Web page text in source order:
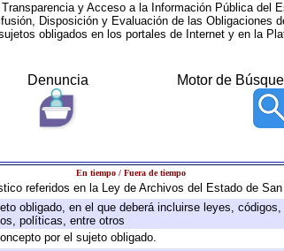
y Acceso a la Información Pública del
Disposición y Evaluación de las Obligaciones
obligados en los portales de Internet y en la
Denuncia Motor de
En tiempo / Fuera de tiempo
referidos en la Ley de Archivos del Estado de
obligado, en el que deberá incluirse leyes,
políticas, entre otros
por el sujeto obligado.